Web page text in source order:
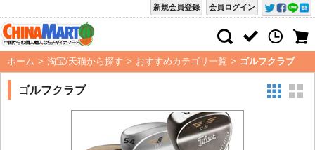
会員ログイン
新規会員登録
ホーム > 淘宝/天猫から探す > おすすめカテゴリ一覧 > ゴルフクラブ
ゴルフクラブ